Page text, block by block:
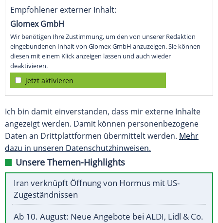
Empfohlener externer Inhalt:
Glomex GmbH
Wir benötigen Ihre Zustimmung, um den von unserer Redaktion
eingebundenen Inhalt von Glomex GmbH anzuzeigen. Sie können
diesen mit einem Klick anzeigen lassen und auch wieder
deaktivieren.
jetzt aktivieren
Ich bin damit einverstanden, dass mir externe Inhalte
angezeigt werden. Damit können personenbezogene
Daten an Drittplattformen übermittelt werden. Mehr
dazu in unseren Datenschutzhinweisen.
Unsere Themen-Highlights
Iran verknüpft Öffnung von Hormus mit US-
Zugeständnissen
Ab 10. August: Neue Angebote bei ALDI, Lidl & Co.